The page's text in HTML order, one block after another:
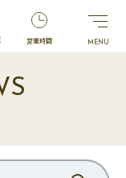
営業時間